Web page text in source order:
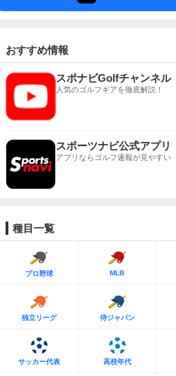
おすすめ情報
スポナビGolfチャンネル
人気のゴルフギアを徹底解説！
スポーツナビ公式アプリ
アプリならゴルフ速報が見やすい
種目一覧
プロ野球 MLB
独立リーグ 侍ジャパン
サッカー代表 高校年代